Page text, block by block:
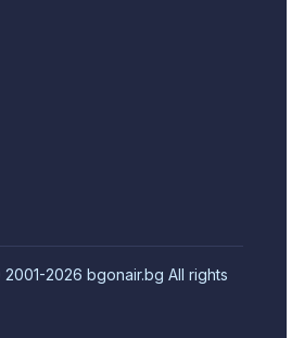
2001-2026 bgonair.bg All rights